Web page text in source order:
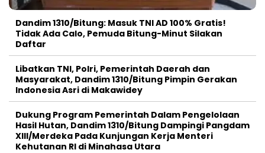
Dandim 1310/Bitung: Masuk TNI AD 100% Gratis!
Tidak Ada Calo, Pemuda Bitung-Minut Silakan
Daftar
Libatkan TNI, Polri, Pemerintah Daerah dan
Masyarakat, Dandim 1310/Bitung Pimpin Gerakan
Indonesia Asri di Makawidey
Dukung Program Pemerintah Dalam Pengelolaan
Hasil Hutan, Dandim 1310/Bitung Dampingi Pangdam
XIII/Merdeka Pada Kunjungan Kerja Menteri
Kehutanan RI di Minahasa Utara